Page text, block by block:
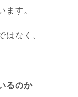
ます。
はなく、
るのか